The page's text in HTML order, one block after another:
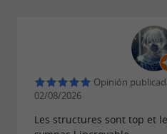
Opinión
02/08/2026
Les structures sont top et